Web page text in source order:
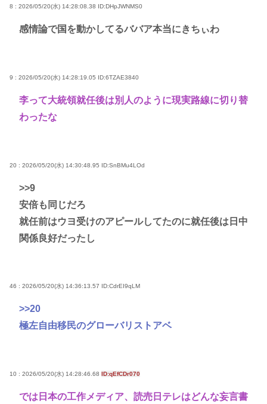
8 : 2026/05/20(水) 14:28:08.38 ID:DHpJWNMS0
感情論で国を動かしてるババア本当にきちぃわ
9 : 2026/05/20(水) 14:28:19.05 ID:6TZAE3840
李って大統領就任後は別人のように現実路線に切り替
わったな
20 : 2026/05/20(水) 14:30:48.95 ID:SnBMu4LOd
>>9
安倍も同じだろ
就任前はウヨ受けのアピールしてたのに就任後は日中
関係良好だったし
46 : 2026/05/20(水) 14:36:13.57 ID:CdrEI9qLM
>>20
極左自由移民のグローバリストアベ
10 : 2026/05/20(水) 14:28:46.68 ID:qEfCDr070
では日本の工作メディア、読売日テレはどんな妄言書